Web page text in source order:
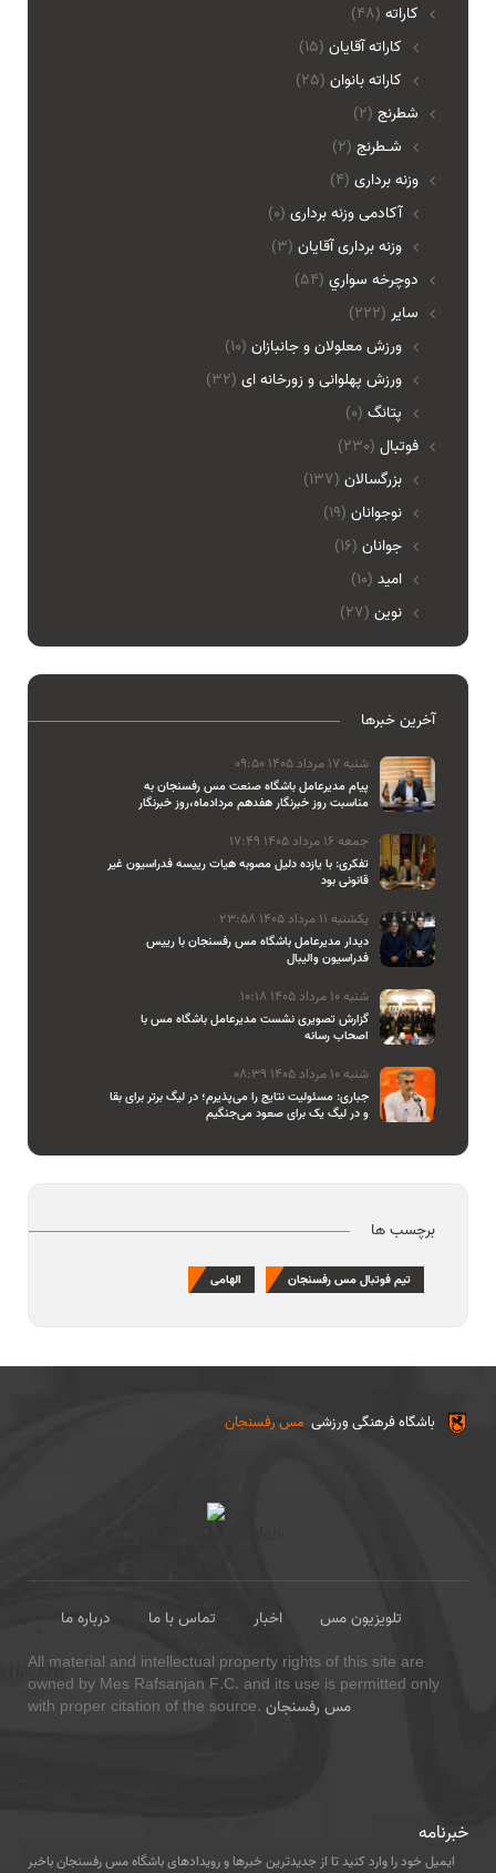
(48) کاراته
کاراته آقایان (15)
کاراته بانوان (25)
(2) شطرنج
شـطرنج (2)
(4) وزنه برداری
آکادمی وزنه برداری (0)
وزنه برداری آقایان (3)
(54) دوچرخه سواري
(222) ساير
ورزش معلولان و جانبازان (10)
ورزش پهلوانی و زورخانه ای (32)
پتانگ (0)
(230) فوتبال
بزرگسالان (137)
نوجوانان (19)
جوانان (16)
امید (10)
نوین (27)
آخرین خبرها
شنبه 17 مرداد 1405 09:50
پیام مدیرعامل باشگاه صنعت مس رفسنجان به
مناسبت روز خبرنگار هفدهم مردادماه،روز خبرنگار
جمعه 16 مرداد 1405 17:49
تفکری: با یازده دلیل مصوبه هیات رییسه فدراسیون غیر
قانونی بود
یکشنبه 11 مرداد 1405 23:58
دیدار مدیرعامل باشگاه مس رفسنجان با رییس
فدراسیون والیبال
شنبه 10 مرداد 1405 10:18
گزارش تصویری نشست مدیرعامل باشگاه مس با
اصحاب رسانه
شنبه 10 مرداد 1405 08:39
جباری: مسئولیت نتایج را می‌پذیرم؛ در لیگ برتر برای بقا
و در لیگ یک برای صعود می‌جنگیم
برچسب ها
تیم فوتبال مس رفسنجان الهامی
مس رفسنجان باشگاه فرهنگی ورزشی
درباره ما تماس با ما اخبار
تلویزیون مس
All material and intellectual property rights of this site are
owned by Mes Rafsanjan F.C. and its use is permitted only
with proper citation of the source. مس رفسنجان
خبرنامه
ایمیل خود را وارد کنید تا از جدیدترین خبرها و رویدادهای باشگاه مس رفسنجان باخبر